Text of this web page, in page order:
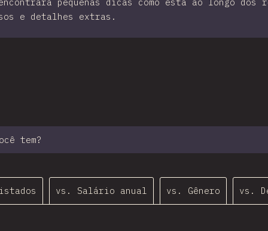
e detalhes extras.
tem?
vs. Salário anual vs. Gênero vs.